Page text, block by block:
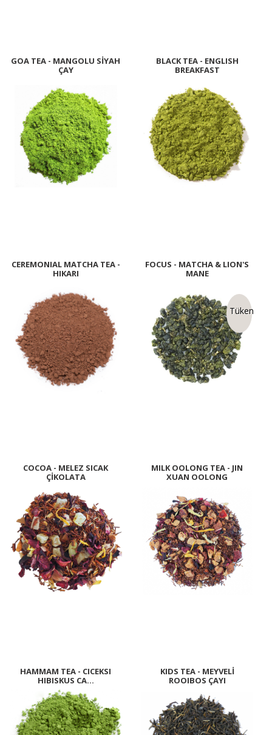
GOA TEA - MANGOLU SİYAH
ÇAY
BLACK TEA - ENGLISH
BREAKFAST
CEREMONIAL MATCHA TEA -
HIKARI
FOCUS - MATCHA & LION'S
MANE
COCOA - MELEZ SICAK
ÇİKOLATA
Tükendi
MILK OOLONG TEA - JIN
XUAN OOLONG
HAMMAM TEA - CICEKSI
HIBISKUS CA...
KIDS TEA - MEYVELİ
ROOIBOS ÇAYI